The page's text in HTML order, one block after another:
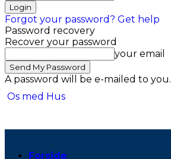
Forgot your password? Get help
Password recovery
Recover your password
your email
A password will be e-mailed to you.
Os med Hus
Forside